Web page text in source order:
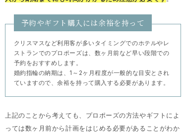
予約やギフト購入には余裕を持って
クリスマスなど利用客が多いタイミングでのホテルやレ
ストランでのプロポーズは、数ヶ月前など早い段階での
予約をおすすめします。
婚約指輪の納期は、1～2ヶ月程度が一般的な目安とされ
ていますので、余裕を持って購入する必要があります。
上記のことから考えても、プロポーズの方法やギフトによ
っては数ヶ月前から計画をはじめる必要があることがわか